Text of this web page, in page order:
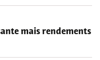
mais rendements